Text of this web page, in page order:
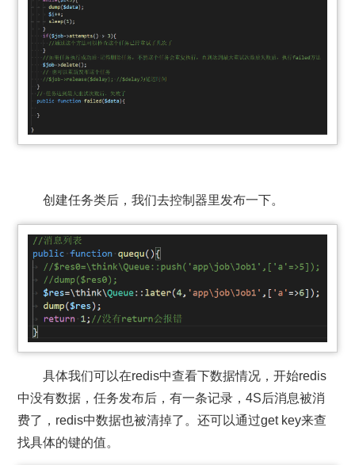
创建任务类后，我们去控制器里发布一下。
具体我们可以在redis中查看下数据情况，开始redis
中没有数据，任务发布后，有一条记录，4S后消息被消
费了，redis中数据也被清掉了。还可以通过get key来查
找具体的键的值。